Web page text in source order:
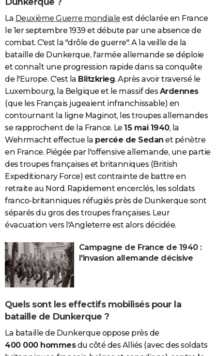
La Deuxième Guerre mondiale est déclarée en France
le 1er septembre 1939 et débute par une absence de
combat. C'est la "drôle de guerre". A la veille de la
bataille de Dunkerque, l'armée allemande se déploie
et connaît une progression rapide dans sa conquête
de l'Europe. C'est la Blitzkrieg. Après avoir traversé le
Luxembourg, la Belgique et le massif desArdennes
(que les Français jugeaient infranchissable) en
contournant la ligne Maginot, les troupes allemandes
se rapprochent de la France. Le 15 mai 1940, la
Wehrmacht effectue la percée de Sedan et pénètre
en France. Piégée par l'offensive allemande, une partie
des troupes françaises et britanniques (British
Expeditionary Force) est contrainte de battre en
retraite au Nord. Rapidement encerclés, les soldats
franco-britanniques réfugiés près de Dunkerque sont
séparés du gros des troupes françaises. Leur
évacuation vers l'Angleterre est alors décidée.
Campagne de France de 1940 :
l'invasion allemande décisive
Quels sont les effectifs mobilisés pour la
bataille de Dunkerque ?
La bataille de Dunkerque oppose près de
400 000 hommesdu côté des Alliés (avec des soldats